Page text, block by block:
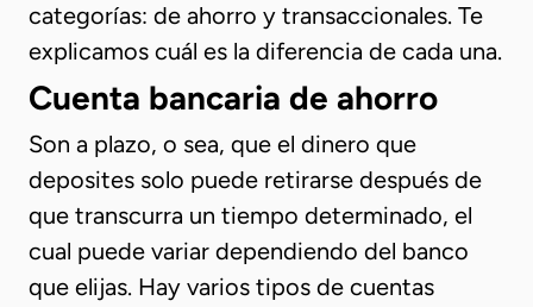
categorías: de ahorro y transaccionales. Te
explicamos cuál es la diferencia de cada una.
Cuenta bancaria de ahorro
Son a plazo, o sea, que el dinero que
deposites solo puede retirarse después de
que transcurra un tiempo determinado, el
cual puede variar dependiendo del banco
que elijas. Hay varios tipos de cuentas